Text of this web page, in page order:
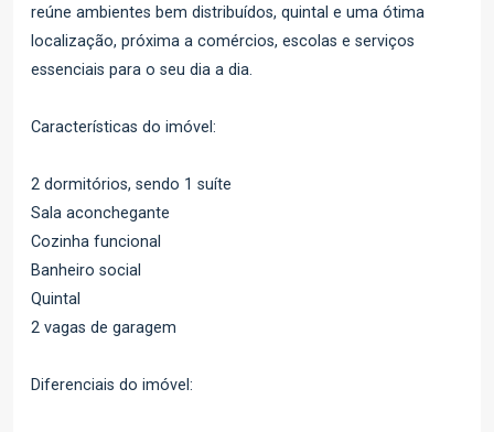
reúne ambientes bem distribuídos, quintal e uma ótima
localização, próxima a comércios, escolas e serviços
essenciais para o seu dia a dia.
Características do imóvel:
2 dormitórios, sendo 1 suíte
Sala aconchegante
Cozinha funcional
Banheiro social
Quintal
2 vagas de garagem
Diferenciais do imóvel: